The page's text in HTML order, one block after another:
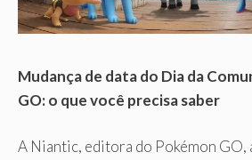
Mudança de data do Dia da
GO: o que você precisa saber
A Niantic, editora do Pokémon GO,